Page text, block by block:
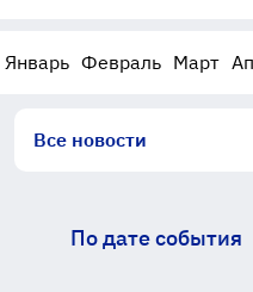
Январь Февраль Март
Все новости
По дате события